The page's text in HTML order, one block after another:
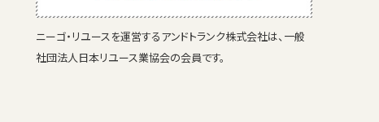
ニーゴ・リユースを運営するアンドトランク株式会社は、一般
社団法人日本リユース業協会の会員です。